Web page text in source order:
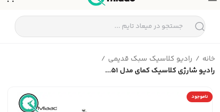
خانه
رادیو کلاسیک سبک قدیمی
رادیو شارژی کلاسیک کمای مدل 51...
ناموجود